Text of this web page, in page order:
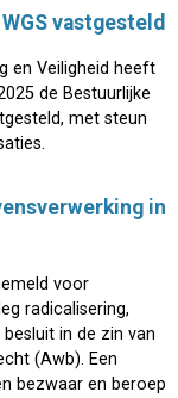
vastgesteld
en Veiligheid heeft
de Bestuurlijke
met steun
in
voor
radicalisering,
in de zin van
(Awb). Een
bezwaar en beroep